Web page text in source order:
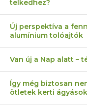
telkedhez?
Új perspektíva a
alumínium tolóajtók
Van új a Nap alatt –
Így még biztosan
ötletek kerti